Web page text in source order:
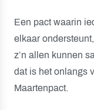
Een pact waarin
elkaar
z’n allen kunnen
dat is het onlangs
Maartenpact.